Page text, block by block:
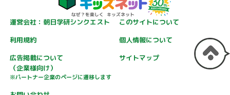
運営会社：朝日学研シンクエスト
このサイトについて
利用規約
個人情報について
広告掲載について
（企業様向け）
※パートナー企業のページに遷移します
サイトマップ